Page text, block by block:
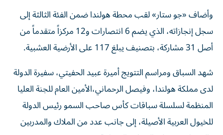
وأضاف «جو ستار» لقب محطة هولندا ضمن الفئة الثالثة إلى
سجل إنجازاته، الذي يضم 6 انتصارات و12 مركزاً متقدماً من
أصل 31 مشاركة، بتصنيف يبلغ 117 على الأرضية العشبية.
شهد السباق ومراسم التتويج أميرة عبيد الحفيتي، سفيرة الدولة
لدى مملكة هولندا، وفيصل الرحماني،الأمين العام للجنة العليا
المنظمة لسلسلة سباقات كأس صاحب السمو رئيس الدولة
للخيول العربية الأصيلة، إلى جانب عدد من الملاك والمدربين